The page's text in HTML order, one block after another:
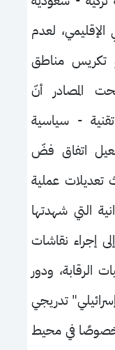
الإقليمي، لعدم
تكريس مناطق
المصادر أنّ
- سياسية
اتفاق فضّ
مع بحث تعديلات عملية
التي شهدتها
لافتةً إلى إجراء نقاشات
الرقابة، ودور
تدريجي
في محيط